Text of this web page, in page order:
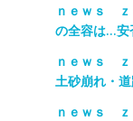
ｎｅｗｓ ｚ
の全容は…安
ｎｅｗｓ ｚ
土砂崩れ・
ｎｅｗｓ ｚ